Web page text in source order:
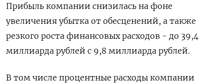
Прибыль компании снизилась на фоне
увеличения убытка от обесценений, а также
резкого роста финансовых расходов - до 39,4
миллиарда рублей с 9,8 миллиарда рублей.
В том числе процентные расходы компании